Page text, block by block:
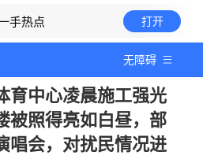
手热点 打开
无障碍
育中心凌晨施工强光
被照得亮如白昼，部
唱会，对扰民情况进